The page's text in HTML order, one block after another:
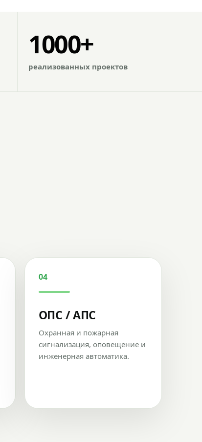
1000+
реализованных проектов
04
ОПС / АПС
Охранная и пожарная
сигнализация, оповещение и
инженерная автоматика.